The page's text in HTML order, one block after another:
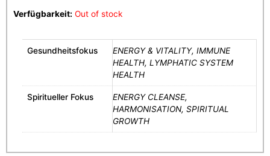
Verfügbarkeit: Out of stock
Gesundheitsfokus
ENERGY & VITALITY, IMMUNE
HEALTH, LYMPHATIC SYSTEM
HEALTH
Spiritueller Fokus
ENERGY CLEANSE,
HARMONISATION, SPIRITUAL
GROWTH